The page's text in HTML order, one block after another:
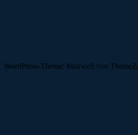
WordPress-Theme: Maxwell von